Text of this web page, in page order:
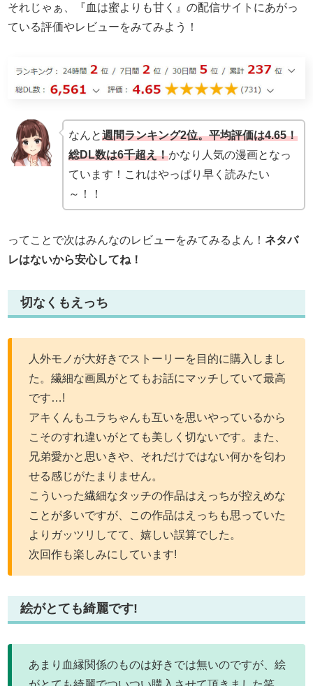
それじゃぁ、『血は蜜よりも甘く』の配信サイトにあがっ
ている評価やレビューをみてみよう！
なんと週間ランキング2位。平均評価は4.65！
総DL数は6千超え！かなり人気の漫画となっ
ています！これはやっぱり早く読みたい
～！！
ってことで次はみんなのレビューをみてみるよん！ ネタバ
レはないから安心してね！
切なくもえっち
人外モノが大好きでストーリーを目的に購入しまし
た。繊細な画風がとてもお話にマッチしていて最高
です…!
アキくんもユラちゃんも互いを思いやっているから
こそのすれ違いがとても美しく切ないです。また、
兄弟愛かと思いきや、それだけではない何かを匂わ
せる感じがたまりません。
こういった繊細なタッチの作品はえっちが控えめな
ことが多いですが、この作品はえっちも思っていた
よりガッツリしてて、嬉しい誤算でした。
次回作も楽しみにしています!
絵がとても綺麗です!
あまり血縁関係のものは好きでは無いのですが、絵